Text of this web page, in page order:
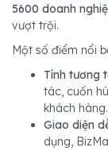
5600 doanh
vượt trội.
Một số điểm nổi
Tính tương
tác, cuốn
khách hàng.
Giao diện
dụng,